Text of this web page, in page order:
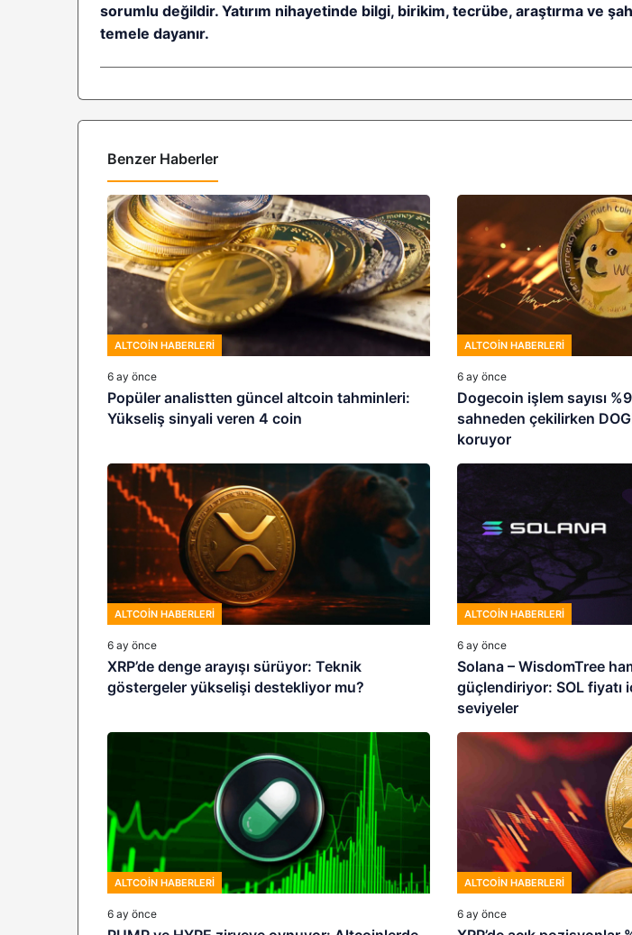
sorumlu değildir. Yatırım nihayetinde bilgi, birikim, tecrübe, araştırma ve
temele dayanır.
Benzer Haberler
ALTCOIN HABERLERI
6 ay önce
Popüler analistten güncel altcoin tahminleri:
Yükseliş sinyali veren 4 coin
ALTCOIN HABERLERI
6 ay önce
Dogecoin işlem sayısı
sahneden çekilirken
koruyor
ALTCOIN HABERLERI
6 ay önce
XRP’de denge arayışı sürüyor: Teknik
göstergeler yükselişi destekliyor mu?
ALTCOIN HABERLERI
6 ay önce
Solana – WisdomTree
güçlendiriyor: SOL fiyatı
seviyeler
ALTCOIN HABERLERI
6 ay önce
ALTCOIN HABERLERI
6 ay önce